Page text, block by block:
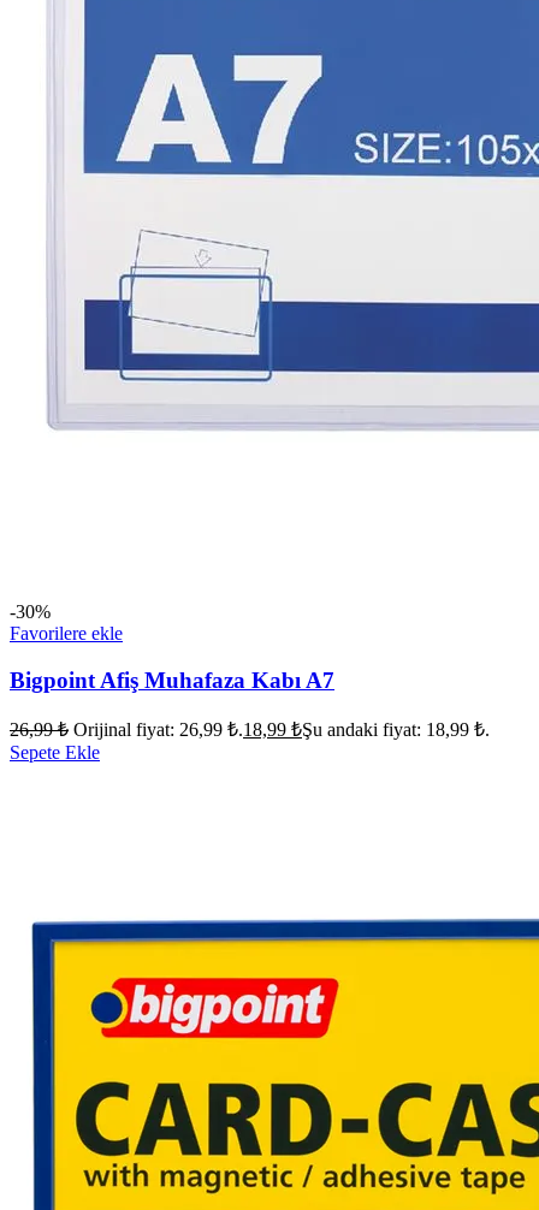
-30%
Favorilere ekle
Bigpoint Afiş Muhafaza Kabı A7
26,99₺ Orijinal fiyat: 26,99 ₺.18,99 ₺Şu andaki fiyat: 18,99 ₺.
Sepete Ekle